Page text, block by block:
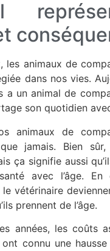
les animaux de
dans nos vies.
a un animal de
son quotidien
animaux de
jamais. Bien sûr,
ça signifie aussi
avec l’âge. En
vétérinaire
prennent de l’âge.
années, les coûts
ont connu une